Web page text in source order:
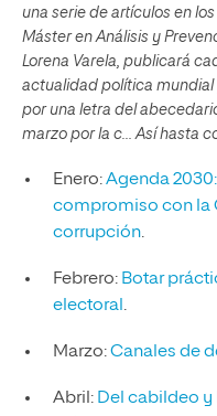
una serie de artículos en
Máster en Análisis y
Lorena Varela, publicará
actualidad política
por una letra del
marzo por la c… Así hasta
Enero:Agenda
compromiso con la
corrupción.
Febrero: Botar
electoral .
Marzo:Canales de
Abril: Del cabildeo